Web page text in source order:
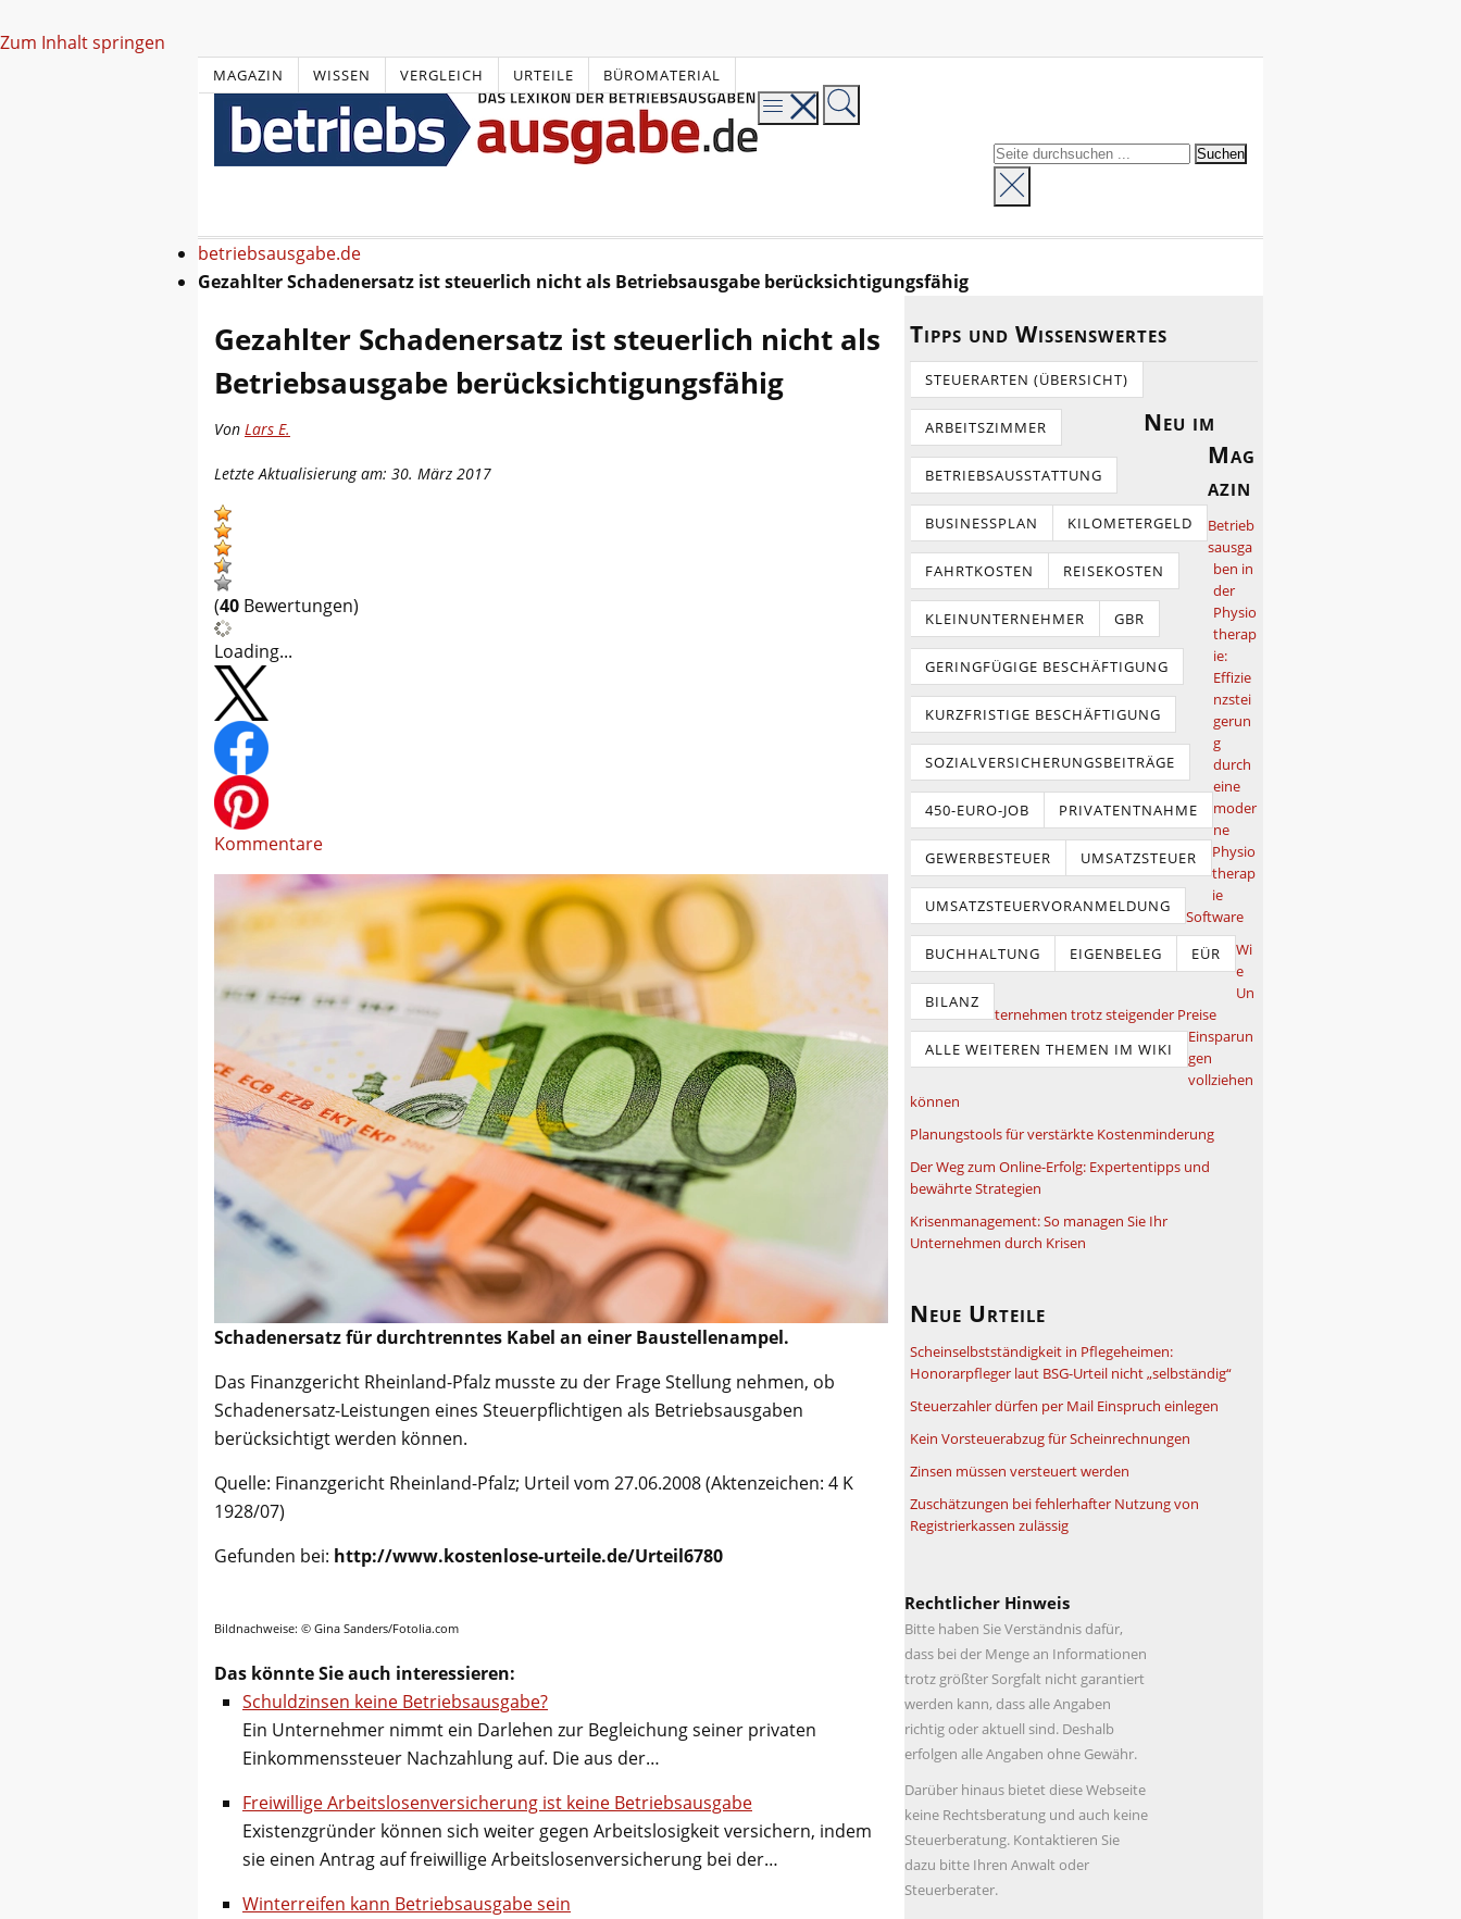
Zum Inhalt springen
MAGAZIN WISSEN VERGLEICH URTEILE BÜROMATERIAL
betriebsausgabe.de
Gezahlter Schadenersatz ist steuerlich nicht als Betriebsausgabe berücksichtigungsfähig
Gezahlter Schadenersatz ist steuerlich nicht als
Betriebsausgabe berücksichtigungsfähig
Von Lars E.
Letzte Aktualisierung am: 30. März 2017
(40 Bewertungen)
Loading...
Kommentare
Schadenersatz für durchtrenntes Kabel an einer Baustellenampel.
Das Finanzgericht Rheinland-Pfalz musste zu der Frage Stellung nehmen, ob
Schadenersatz-Leistungen eines Steuerpflichtigen als Betriebsausgaben
berücksichtigt werden können.
Quelle: Finanzgericht Rheinland-Pfalz; Urteil vom 27.06.2008 (Aktenzeichen: 4 K
1928/07)
Gefunden bei: http://www.kostenlose-urteile.de/Urteil6780
Bildnachweise: © Gina Sanders/Fotolia.com
Das könnte Sie auch interessieren:
Schuldzinsen keine Betriebsausgabe?
Ein Unternehmer nimmt ein Darlehen zur Begleichung seiner privaten
Einkommenssteuer Nachzahlung auf. Die aus der…
Freiwillige Arbeitslosenversicherung ist keine Betriebsausgabe
Existenzgründer können sich weiter gegen Arbeitslosigkeit versichern, indem
sie einen Antrag auf freiwillige Arbeitslosenversicherung bei der…
Winterreifen kann Betriebsausgabe sein
Tipps und Wissenswertes
STEUERARTEN (ÜBERSICHT)
ARBEITSZIMMER
BETRIEBSAUSSTATTUNG
BUSINESSPLAN KILOMETERGELD
FAHRTKOSTEN REISEKOSTEN
KLEINUNTERNEHMER GBR
GERINGFÜGIGE BESCHÄFTIGUNG
KURZFRISTIGE BESCHÄFTIGUNG
SOZIALVERSICHERUNGSBEITRÄGE
450-EURO-JOB PRIVATENTNAHME
GEWERBESTEUER UMSATZSTEUER
UMSATZSTEUERVORANMELDUNG
BUCHHALTUNG EIGENBELEG EÜR
BILANZ
ALLE WEITEREN THEMEN IM WIKI
Neu im
Mag
azin
Betrieb
sausga
ben in
der
Physio
therap
ie:
Effizie
nzstei
gerun
g
durch
eine
moder
ne
Physio
therap
ie
Software
Wi
e
Un
ternehmen trotz steigender Preise
Einsparun
gen
vollziehen
können
Planungstools für verstärkte Kostenminderung
Der Weg zum Online-Erfolg: Expertentipps und
bewährte Strategien
Krisenmanagement: So managen Sie Ihr
Unternehmen durch Krisen
Neue Urteile
Scheinselbstständigkeit in Pflegeheimen:
Honorarpfleger laut BSG-Urteil nicht „selbständig“
Steuerzahler dürfen per Mail Einspruch einlegen
Kein Vorsteuerabzug für Scheinrechnungen
Zinsen müssen versteuert werden
Zuschätzungen bei fehlerhafter Nutzung von
Registrierkassen zulässig
Rechtlicher Hinweis
Bitte haben Sie Verständnis dafür,
dass bei der Menge an Informationen
trotz größter Sorgfalt nicht garantiert
werden kann, dass alle Angaben
richtig oder aktuell sind. Deshalb
erfolgen alle Angaben ohne Gewähr.
Darüber hinaus bietet diese Webseite
keine Rechtsberatung und auch keine
Steuerberatung. Kontaktieren Sie
dazu bitte Ihren Anwalt oder
Steuerberater.